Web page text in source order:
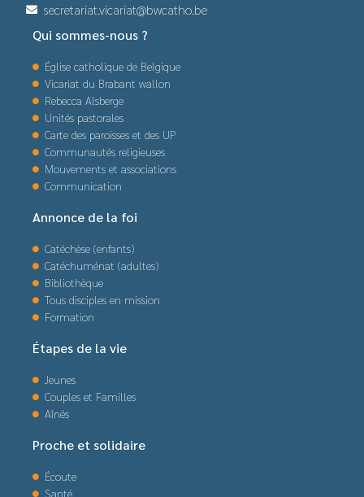
secretariat.vicariat@bwcatho.be
Qui sommes-nous ?
Église catholique de Belgique
Vicariat du Brabant wallon
Rebecca Alsberge
Unités pastorales
Carte des paroisses et des UP
Communautés religieuses
Mouvements et associations
Communication
Annonce de la foi
Catéchèse (enfants)
Catéchuménat (adultes)
Bibliothèque
Tous disciples en mission
Formation
Étapes de la vie
Jeunes
Couples et Familles
Aînés
Proche et solidaire
Écoute
Santé